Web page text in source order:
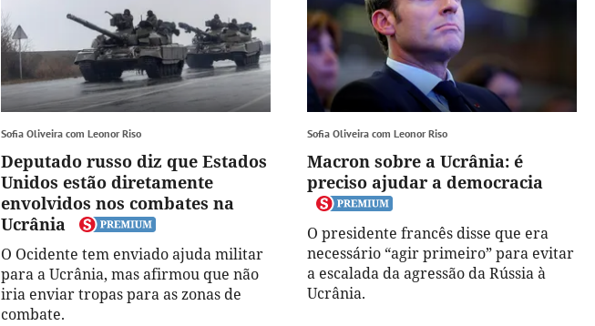
Sofia Oliveira com Leonor Riso
Deputado russo diz que Estados
Unidos estão diretamente
envolvidos nos combates na
Ucrânia
O Ocidente tem enviado ajuda militar
para a Ucrânia, mas afirmou que não
iria enviar tropas para as zonas de
combate.
Sofia Oliveira com Leonor Riso
Macron sobre a Ucrânia: é
preciso ajudar a democracia
O presidente francês disse que era
necessário “agir primeiro” para evitar
a escalada da agressão da Rússia à
Ucrânia.